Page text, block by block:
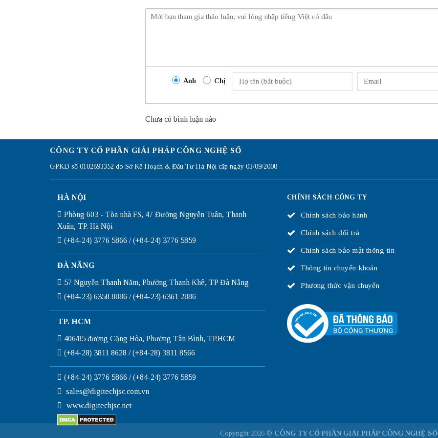
Anh Chị
Chưa có bình luận nào
CÔNG TY CỔ PHẦN GIẢI PHÁP CÔNG NGHỆ SỐ
GPKD số 0102893352 do Sở Kế Hoạch & Đầu Tư Hà Nội cấp ngày 03/09/2008
HÀ NỘI
Phòng 603 - Tòa nhà FS, 47 Đường Nguyễn Tuân, Thanh
Xuân, TP. Hà Nội
(+84-24) 3776 5866 / (+84-24) 3776 5859
ĐÀ NẴNG
57 Nguyễn Thanh Năm, Phường Thanh Khê, TP Đà Nẵng
(+84-23) 6358 8886 / (+84-23) 6361 2886
TP. HCM
406/85 đường Cộng Hòa, Phường Tân Bình, TP.HCM
(+84-28) 3811 8628 / (+84-28) 3811 8566
(+84-24) 3776 5866 / (+84-24) 3776 5859
sales@digitechjsc.com.vn
www.digitechjsc.net
CHÍNH SÁCH CÔNG TY
Chính sách bảo hành
Chính sách đổi trả
Chính sách bảo mật thông tin
Thông tin chuyển khoản
Phương thức vận chuyển
Copyright 2026 © CÔNG TY CỔ PHẦN GIẢI PHÁP CÔNG NGHỆ SỐ